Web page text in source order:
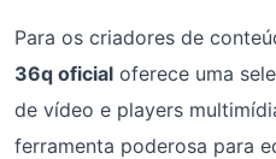
Para os criadores de
36q oficial oferece uma
de vídeo e players
ferramenta poderosa para